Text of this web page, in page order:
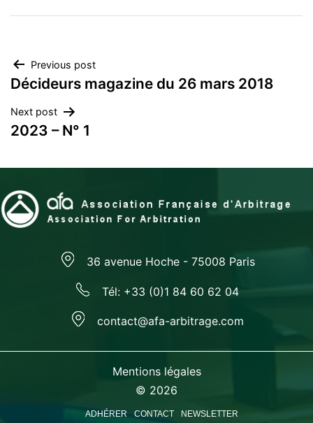
Navigation
de
l’article
Previous post
Décideurs magazine du 26 mars 2018
Next post
2023 – N° 1
36 avenue Hoche - 75008 Paris
Tél: +33 (0)1 84 60 62 04
contact@afa-arbitrage.com
Mentions légales
© 2026
ADHÉRER CONTACT NEWSLETTER